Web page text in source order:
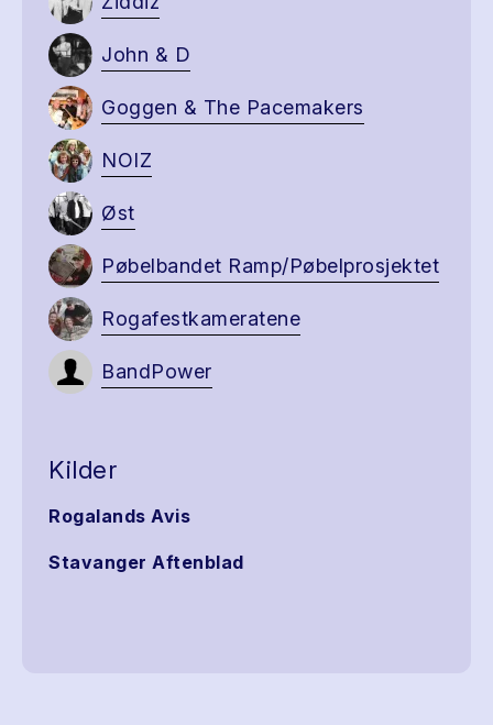
John & D
Goggen & The Pacemakers
NOIZ
Øst
Pøbelbandet Ramp/Pøbelprosjektet
Rogafestkameratene
BandPower
Kilder
Rogalands Avis
Stavanger Aftenblad